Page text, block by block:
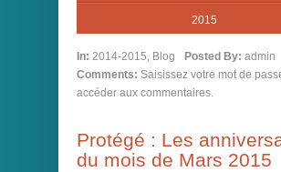
2015
In: 2014-2015, Blog Posted By: admin
Comments: Saisissez votre mot de
accéder aux commentaires.
Protégé : Les
du mois de Mars 2015